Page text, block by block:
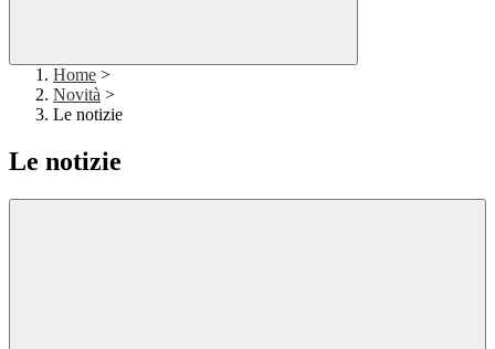
Home >
Novità >
Le notizie
Le notizie